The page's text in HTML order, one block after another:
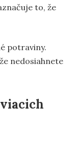
to, že
potraviny.
nedosiahnete